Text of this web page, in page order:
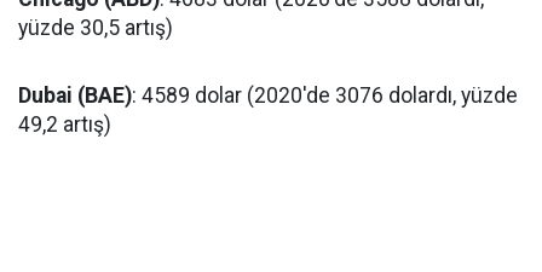
yüzde 30,5 artış)
Dubai (BAE): 4589 dolar (2020'de 3076 dolardı, yüzde
49,2 artış)